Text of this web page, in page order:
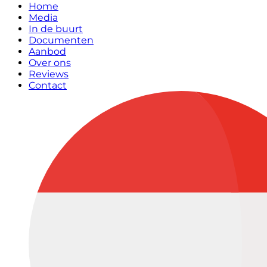
Home
Media
In de buurt
Documenten
Aanbod
Over ons
Reviews
Contact